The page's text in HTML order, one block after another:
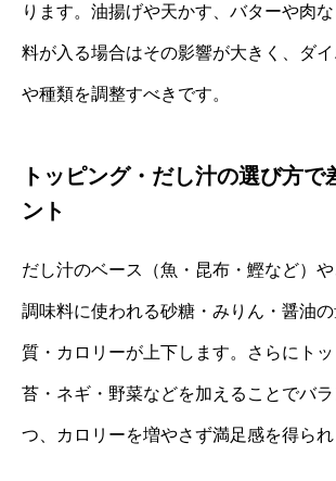
ります。油揚げや天かす、バターや肉
料が入る場合はその影響が大きく、ダ
や種類を調整すべきです。
トッピング・だし汁の選び方で
ント
だし汁のベース（魚・昆布・鰹など）や
調味料に使われる砂糖・みりん・醤油
質・カロリーが上下します。さらにト
苔・ネギ・野菜などを加えることでバ
つ、カロリーを増やさず満足感を得られ